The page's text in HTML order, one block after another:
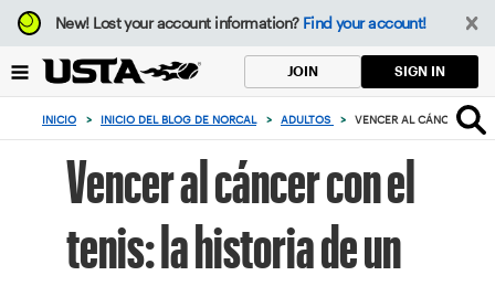
Enfoque
desde
botón
volver
principio
New!Lost your account information? Find your account!
JOIN SIGN IN
INICIO > INICIO DEL BLOG DE NORCAL > ADULTOS > VENCER AL CÁNCER CON
Vencer al cáncer con el
tenis: la historia de un